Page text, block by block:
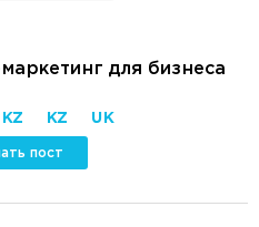
для бизнеса
KZ KZ UK
пост